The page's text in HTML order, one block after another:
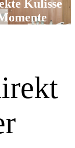
Kulisse